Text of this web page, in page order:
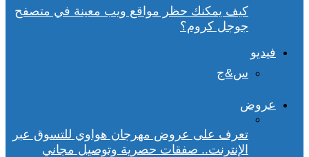
كيف يمكنك حظر مواقع ويب معينة في متصفح
جوجل كروم؟
فيديو
س&ج
عروض
تعرف على عروض مهرجان هواوي للتسوق عبر
الإنترنت.. صفقات حصرية وتوصيل مجاني